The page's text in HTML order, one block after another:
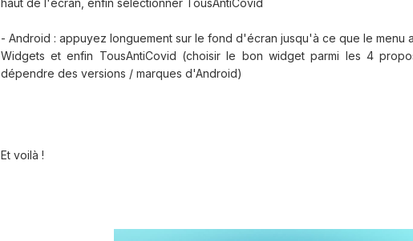
haut de l'écran, enfin sélectionner TousAntiCovid
- Android : appuyez longuement sur le fond d'écran jusqu'à ce que le menu
Widgets et enfin TousAntiCovid (choisir le bon widget parmi les 4
dépendre des versions / marques d'Android)
Et voilà !